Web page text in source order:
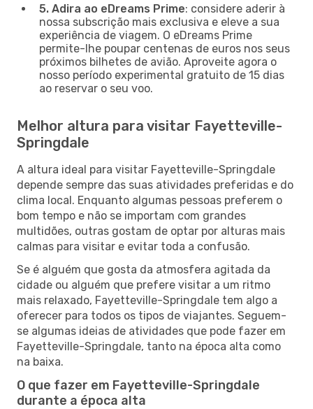
5. Adira ao eDreams Prime: considere aderir à
nossa subscrição mais exclusiva e eleve a sua
experiência de viagem. O eDreams Prime
permite-lhe poupar centenas de euros nos seus
próximos bilhetes de avião. Aproveite agora o
nosso período experimental gratuito de 15 dias
ao reservar o seu voo.
Melhor altura para visitar Fayetteville-
Springdale
A altura ideal para visitar Fayetteville-Springdale
depende sempre das suas atividades preferidas e do
clima local. Enquanto algumas pessoas preferem o
bom tempo e não se importam com grandes
multidões, outras gostam de optar por alturas mais
calmas para visitar e evitar toda a confusão.
Se é alguém que gosta da atmosfera agitada da
cidade ou alguém que prefere visitar a um ritmo
mais relaxado, Fayetteville-Springdale tem algo a
oferecer para todos os tipos de viajantes. Seguem-
se algumas ideias de atividades que pode fazer em
Fayetteville-Springdale, tanto na época alta como
na baixa.
O que fazer em Fayetteville-Springdale
durante a época alta